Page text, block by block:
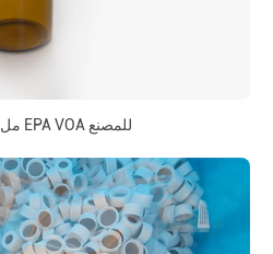
60 مل من قوارير EPA VOA للمصنع